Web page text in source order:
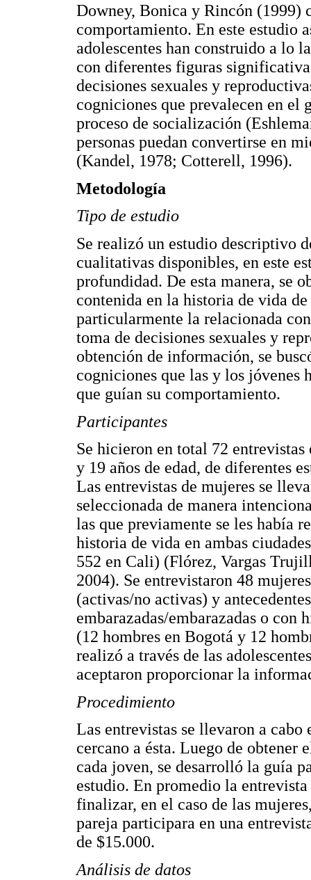
Downey, Bonica y Rincón (1999)
comportamiento. En este estudio
adolescentes han construido a lo
con diferentes figuras
decisiones sexuales y
cogniciones que prevalecen en el
proceso de socialización
personas puedan convertirse en
(Kandel, 1978; Cotterell, 1996).
Metodología
Tipo de estudio
Se realizó un estudio descriptivo
cualitativas disponibles, en este
profundidad. De esta manera, se
contenida en la historia de vida
particularmente la relacionada
toma de decisiones sexuales y
obtención de información, se
cogniciones que las y los jóvenes
que guían su comportamiento.
Participantes
Se hicieron en total 72
y 19 años de edad, de diferentes
Las entrevistas de mujeres se
seleccionada de manera
las que previamente se les había
historia de vida en ambas
552 en Cali) (Flórez, Vargas
2004). Se entrevistaron 48
(activas/no activas) y
embarazadas/embarazadas o con
(12 hombres en Bogotá y 12
realizó a través de las
aceptaron proporcionar la
Procedimiento
Las entrevistas se llevaron a
cercano a ésta. Luego de
cada joven, se desarrolló la guía
estudio. En promedio la
finalizar, en el caso de las
pareja participara en una
de $15.000.
Análisis de datos